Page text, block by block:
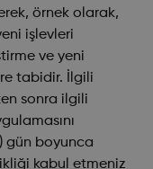
örnek olarak,
işlevleri
ve yeni
tabidir. İlgili
sonra ilgili
gün boyunca
kabul etmeniz